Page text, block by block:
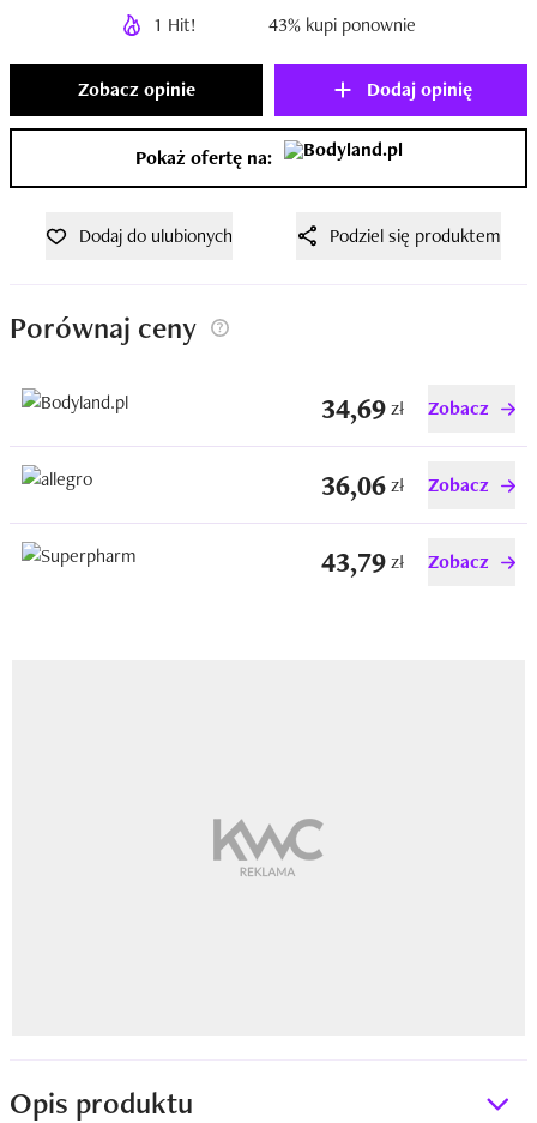
1 Hit! 43% kupi ponownie
Zobacz opinie Dodaj opinię
Pokaż ofertę na:
Dodaj do ulubionych Podziel się produktem
Porównaj ceny
34,69zł Zobacz
36,06zł Zobacz
43,79zł Zobacz
Opis produktu